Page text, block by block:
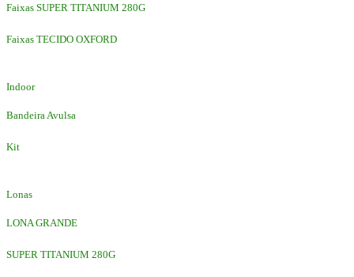
Faixas SUPER TITANIUM 280G
Faixas TECIDO OXFORD
Indoor
Bandeira Avulsa
Kit
Lonas
LONA GRANDE
SUPER TITANIUM 280G